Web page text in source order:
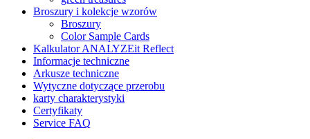
Broszury i kolekcje wzorów
Broszury
Color Sample Cards
Kalkulator ANALYZEit Reflect
Informacje techniczne
Arkusze techniczne
Wytyczne dotyczące przerobu
karty charakterystyki
Certyfikaty
Service FAQ